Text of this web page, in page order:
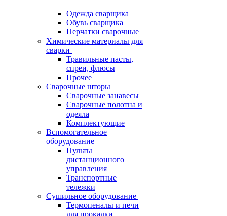
Одежда сварщика
Обувь сварщика
Перчатки сварочные
Химические материалы для
сварки
Травильные пасты,
спреи, флюсы
Прочее
Сварочные шторы
Сварочные занавесы
Сварочные полотна и
одеяла
Комплектующие
Вспомогательное
оборудование
Пульты
дистанционного
управления
Транспортные
тележки
Сушильное оборудование
Термопеналы и печи
для прокалки